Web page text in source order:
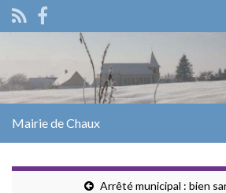
Search for:
Mairie de Chaux
Arrêté municipal : bien